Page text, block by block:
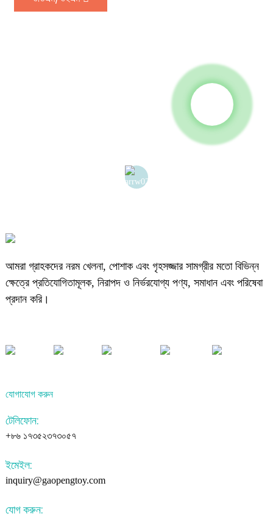
আমরা গ্রাহকদের নরম খেলনা, পোশাক এবং গৃহসজ্জার সামগ্রীর মতো বিভিন্ন
ক্ষেত্রে প্রতিযোগিতামূলক, নিরাপদ ও নির্ভরযোগ্য পণ্য, সমাধান এবং পরিষেবা
প্রদান করি।
যোগাযোগ করুন
টেলিফোন:
+৮৬ ১৭৩৫২৩৭৩০৫৭
ইমেইল:
inquiry@gaopengtoy.com
যোগ করুন: